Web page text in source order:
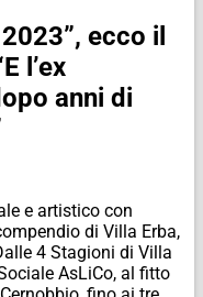
ecco il
l’ex
anni di
e artistico con
di Villa Erba,
4 Stagioni di Villa
AsLiCo, al fitto